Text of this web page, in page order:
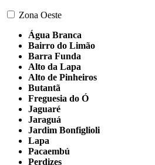
Zona Oeste
Água Branca
Bairro do Limão
Barra Funda
Alto da Lapa
Alto de Pinheiros
Butantã
Freguesia do Ó
Jaguaré
Jaraguá
Jardim Bonfiglioli
Lapa
Pacaembú
Perdizes